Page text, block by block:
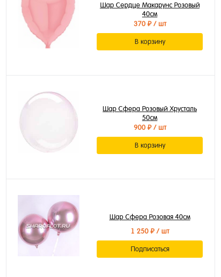
Шар Сердце Макарунс Розовый
40см
370 ₽/ шт
В корзину
Шар Сфера Розовый Хрусталь
50см
900 ₽/ шт
В корзину
Шар Сфера Розовая 40см
1 250 ₽/ шт
Подписаться